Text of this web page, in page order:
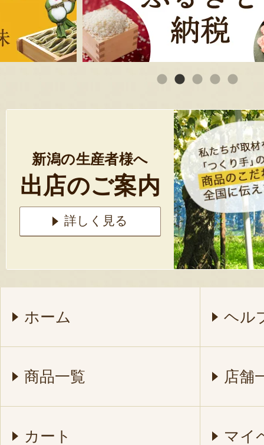
新潟の生産者様へ
出店のご案内
詳しく見る
ホーム ヘル
商品一覧 店舗
カート マイ